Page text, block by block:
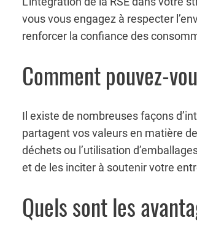
vous vous engagez à respecter
renforcer la confiance des
Comment pouvez-
Il existe de nombreuses façons
partagent vos valeurs en matière
déchets ou l’utilisation
et de les inciter à soutenir votre
Quels sont les